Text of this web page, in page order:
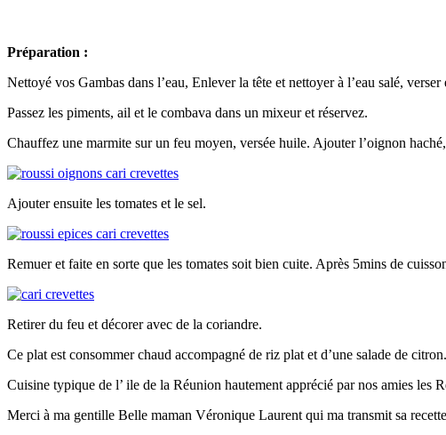
Préparation :
Nettoyé vos Gambas dans l’eau, Enlever la tête et nettoyer à l’eau salé,
Passez les piments, ail et le combava dans un mixeur et réservez.
Chauffez une marmite sur un feu moyen, versée huile. Ajouter l’oignon
Ajouter ensuite les tomates et le sel.
Remuer et faite en sorte que les tomates soit bien cuite. Après 5mins de
Retirer du feu et décorer avec de la coriandre.
Ce plat est consommer chaud accompagné de riz plat et d’une salade de citron.
Cuisine typique de l’ ile de la Réunion hautement apprécié par nos amies les
Merci à ma gentille Belle maman Véronique Laurent qui ma transmit sa